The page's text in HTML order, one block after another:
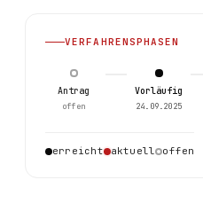
VERFAHRENSPHASEN
Antrag
offen
Vorläufig
24.09.2025
erreicht aktuell offen